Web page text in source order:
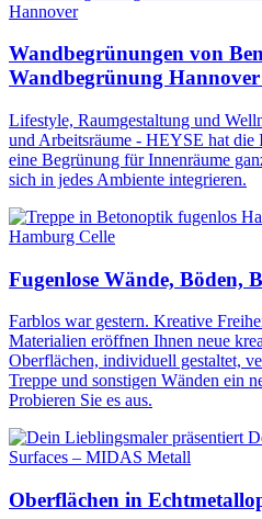
Wandbegrünungen von
Wandbegrünung Hannover
Lifestyle, Raumgestaltung und
und Arbeitsräume - HEYSE hat die
eine Begrünung für Innenräume
sich in jedes Ambiente integrieren.
Fugenlose Wände, Böden,
Farblos war gestern. Kreative
Materialien eröffnen Ihnen neue
Oberflächen, individuell gestaltet,
Treppe und sonstigen Wänden ein
Probieren Sie es aus.
Oberflächen in